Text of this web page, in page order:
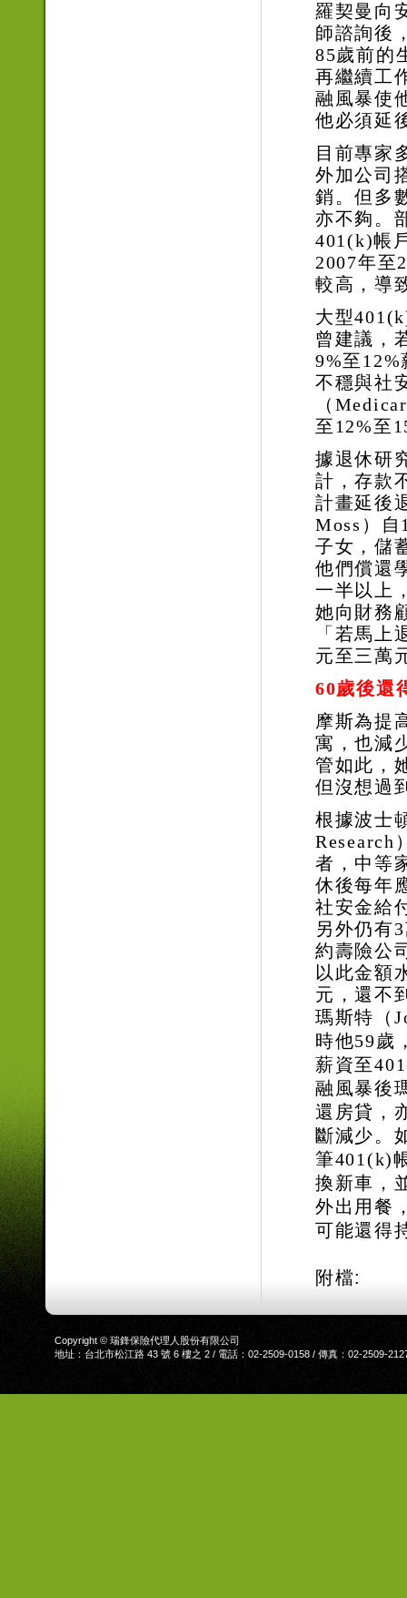
羅契曼向
師諮詢後
85歲前的
再繼續工
融風暴使
他必須延
目前專家
外加公司
銷。但多
亦不夠。
401(k)帳
2007年至
較高，導
大型
曾建議，
9%至12%
不穩與社
（
至12%至
據退休研
計，存款
計畫延後
Moss ）自
子女，儲
他們償還
一半以上
她向財務
「若馬
元至三萬
60歲後還
摩斯為提
寓，也減
管如此，
但沒想過
根據波士
Research
者，中等
休後每年
社安金給
另外仍有3
約壽險公
以此金額
元，還不
瑪斯特（
時他59歲
薪資至
融風暴後
還房貸，
斷減少。
筆401(k)
換新車，
外出用餐
可能還得
附檔:
Copyright © 瑞鋒保險代理人股份有限公司
地址：台北市松江路 43 號 6 樓之 2 / 電話：02-2509-0158 / 傳真：02-2509-